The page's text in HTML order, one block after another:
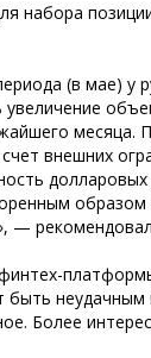
набора
(в мае) у
месяца.
внешних
—
неудачным
Более